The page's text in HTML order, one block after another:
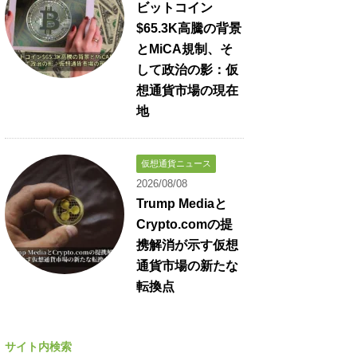
ビットコイン
$65.3K高騰の背景
とMiCA規制、そ
して政治の影：仮
想通貨市場の現在
地
仮想通貨ニュース
2026/08/08
Trump Mediaと
Crypto.comの提
携解消が示す仮想
通貨市場の新たな
転換点
サイト内検索